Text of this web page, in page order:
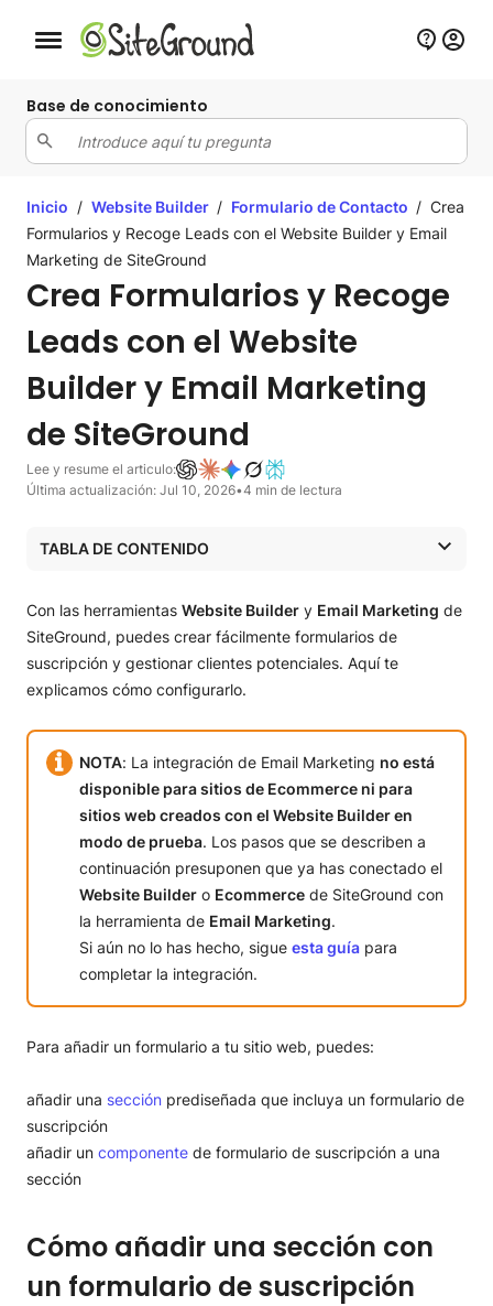
Botón de navegación móvil
Base de conocimiento
Inicio / Website Builder / Formulario de Contacto / Crea
Formularios y Recoge Leads con el Website Builder y Email
Marketing de SiteGround
Crea Formularios y Recoge
Leads con el Website
Builder y Email Marketing
de SiteGround
Lee y resume el articulo:
Última actualización: Jul 10, 2026•4 min de lectura
TABLA DE CONTENIDO
Cómo añadir un componente de formulario de suscripción
Ajustes disponibles
Captación de clientes potenciales con el formulario de
suscripción
Con las herramientas Website Builder y Email Marketing de
SiteGround, puedes crear fácilmente formularios de
suscripción y gestionar clientes potenciales. Aquí te
explicamos cómo configurarlo.
NOTA: La integración de Email Marketing no está
disponible para sitios de Ecommerce ni para
sitios web creados con el Website Builder en
modo de prueba. Los pasos que se describen a
continuación presuponen que ya has conectado el
Website Builder o Ecommerce de SiteGround con
la herramienta de Email Marketing.
Si aún no lo has hecho, sigue esta guía para
completar la integración.
Para añadir un formulario a tu sitio web, puedes:
añadir una sección prediseñada que incluya un formulario de
suscripción
añadir un componente de formulario de suscripción a una
sección
Cómo añadir una sección con
un formulario de suscripción